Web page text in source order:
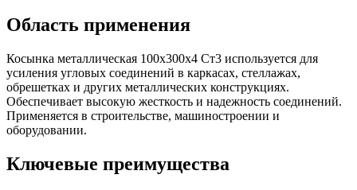
Область применения
Косынка металлическая 100х300х4 Ст3 используется для
усиления угловых соединений в каркасах, стеллажах,
обрешетках и других металлических конструкциях.
Обеспечивает высокую жесткость и надежность соединений.
Применяется в строительстве, машиностроении и
оборудовании.
Ключевые преимущества